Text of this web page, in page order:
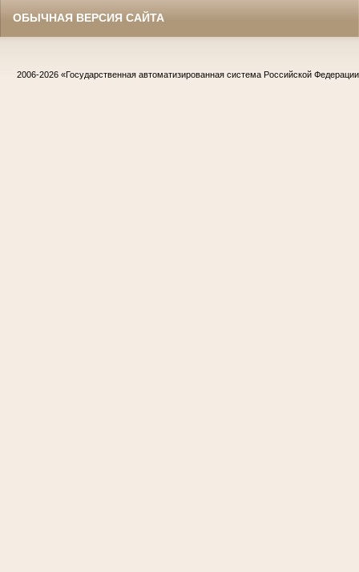
ОБЫЧНАЯ ВЕРСИЯ САЙТА
2006-2026 «Государственная автоматизированная система Российской